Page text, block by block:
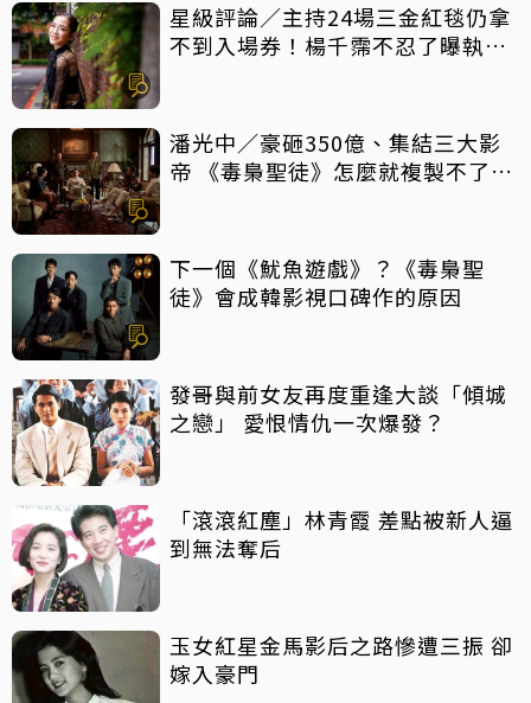
星級評論／主持24場三金紅毯仍拿
不到入場券！楊千霈不忍了曝執委
潘光中／豪砸350億、集結三大影
帝 《毒梟聖徒》怎麼就複製不了
下一個《魷魚遊戲》？《毒梟聖
徒》會成韓影視口碑作的原因
發哥與前女友再度重逢大談「傾城
之戀」 愛恨情仇一次爆發？
「滾滾紅塵」林青霞 差點被新人逼
到無法奪后
玉女紅星金馬影后之路慘遭三振 卻
嫁入豪門